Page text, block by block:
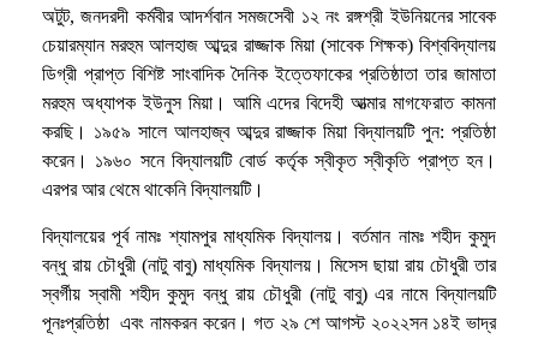
অটুট, জনদরদী কর্মবীর আদর্শবান সমজসেবী ১২ নং রঙ্গশ্রী ইউনিয়নের সাবেক
চেয়ারম্যান মরহুম আলহাজ আব্দুর রাজ্জাক মিয়া (সাবেক শিক্ষক) বিশ্ববিদ্যালয়
ডিগ্রী প্রাপ্ত বিশিষ্ট সাংবাদিক দৈনিক ইত্তেফাকের প্রতিষ্ঠাতা তার জামাতা
মরহুম অধ্যাপক ইউনুস মিয়া। আমি এদের বিদেহী আত্মার মাগফেরাত কামনা
করছি। ১৯৫৯ সালে আলহাজ্ব আব্দুর রাজ্জাক মিয়া বিদ্যালয়টি পুন: প্রতিষ্ঠা
করেন। ১৯৬০ সনে বিদ্যালয়টি বোর্ড কর্তৃক স্বীকৃত স্বীকৃতি প্রাপ্ত হন।
এরপর আর থেমে থাকেনি বিদ্যালয়টি।
বিদ্যালয়ের পূর্ব নামঃ শ্যামপুর মাধ্যমিক বিদ্যালয়। বর্তমান নামঃ শহীদ কুমুদ
বন্ধু রায় চৌধুরী (নাটু বাবু) মাধ্যমিক বিদ্যালয়। মিসেস ছায়া রায় চৌধুরী তার
স্বর্গীয় স্বামী শহীদ কুমুদ বন্ধু রায় চৌধুরী (নাটু বাবু) এর নামে বিদ্যালয়টি
পূনঃপ্রতিষ্ঠা এবং নামকরন করেন। গত ২৯ শে আগস্ট ২০২২সন ১৪ই ভাদ্র